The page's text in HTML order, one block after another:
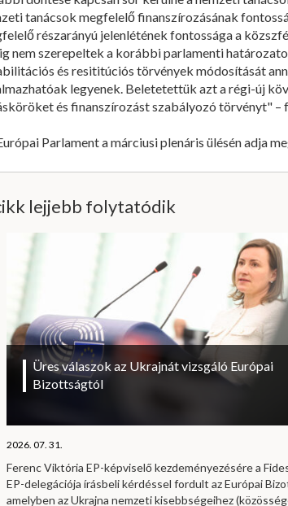
tanácsok megfelelő finanszírozásának
részarányú jelenlétének fontossága a
nem szerepeltek a korábbi parlamenti
és resititúciós törvények módosítását
legyenek. Beletetettük azt a régi-új
és finanszírozást szabályozó törvényt" –
Parlament a márciusi plenáris ülésén adja
lejjebb folytatódik
Üres válaszok az Ukrajnát vizsgáló Európai
Bizottságtól
2026. 07. 31.
Ferenc Viktória EP-képviselő kezdeményezésére a
EP-delegációja írásbeli kérdéssel fordult az Európai
amelyben az Ukrajna nemzeti kisebbségeihez